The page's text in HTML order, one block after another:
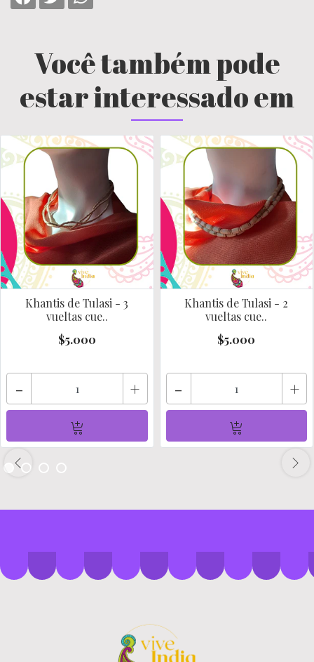
Você também pode
estar interessado em
Khantis de Tulasi - 3
vueltas cue..
$5.000
- +
Khantis de Tulasi - 2
vueltas cue..
$5.000
- +